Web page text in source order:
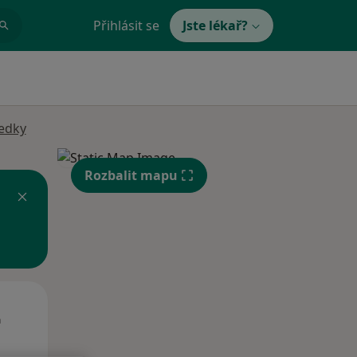
Přihlásit se Jste lékař?
Rozbalit mapu